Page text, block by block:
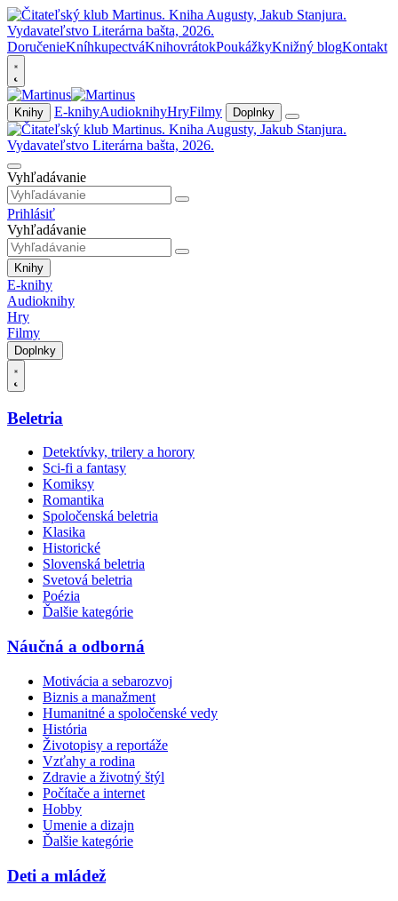
DoručenieKníhkupectváKnihovrátokPoukážkyKnižný blogKontakt
Knihy E-knihyAudioknihyHryFilmy Doplnky
Vyhľadávanie
Prihlásiť
Vyhľadávanie
Knihy
E-knihy
Audioknihy
Hry
Filmy
Doplnky
Beletria
Detektívky, trilery a horory
Sci-fi a fantasy
Komiksy
Romantika
Spoločenská beletria
Klasika
Historické
Slovenská beletria
Svetová beletria
Poézia
Ďalšie kategórie
Náučná a odborná
Motivácia a sebarozvoj
Biznis a manažment
Humanitné a spoločenské vedy
História
Životopisy a reportáže
Vzťahy a rodina
Zdravie a životný štýl
Počítače a internet
Hobby
Umenie a dizajn
Ďalšie kategórie
Deti a mládež